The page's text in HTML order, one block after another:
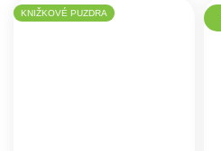
KNIŽKOVÉ PUZDRA